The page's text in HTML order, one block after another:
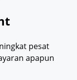
pesat
apapun